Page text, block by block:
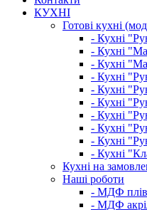
КУХНІ
Готові кухні
- Кухні
- Кухні
- Кухні
- Кухні
- Кухні
- Кухні
- Кухні
- Кухні
- Кухні
- Кухні
Кухні на
Наші роботи
- МДФ
- МДФ